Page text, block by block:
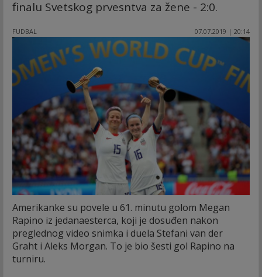
finalu Svetskog prvesntva za žene - 2:0.
FUDBAL 07.07.2019 | 20:14
Amerikanke su povele u 61. minutu golom Megan
Rapino iz jedanaesterca, koji je dosuđen nakon
preglednog video snimka i duela Stefani van der
Graht i Aleks Morgan. To je bio šesti gol Rapino na
turniru.